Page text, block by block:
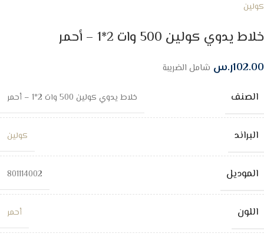
كولين
خلاط يدوي كولين 500 وات 2*1 – أحمر
102.00ر.س شامل الضريبة
الصنف خلاط يدوي كولين 500 وات 2*1 – أحمر
البراند كولين
الموديل 801114002
اللون أحمر